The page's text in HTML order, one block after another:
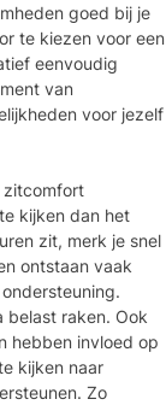
goed bij je
te kiezen voor een
eenvoudig
van
voor jezelf
zitcomfort
kijken dan het
zit, merk je snel
ontstaan vaak
belast raken. Ook
hebben invloed op
kijken naar
Zo